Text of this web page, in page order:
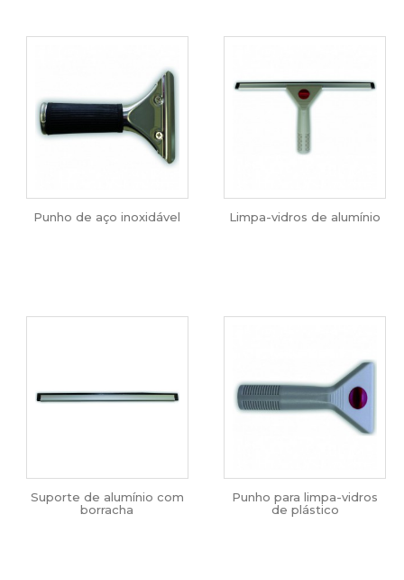
Punho de aço inoxidável Limpa-vidros de alumínio
Suporte de alumínio com
borracha
Punho para limpa-vidros
de plástico